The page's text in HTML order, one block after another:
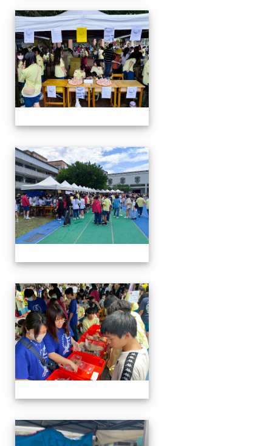
114-04-19園遊會
114-04-19園遊會
114-04-19園遊會